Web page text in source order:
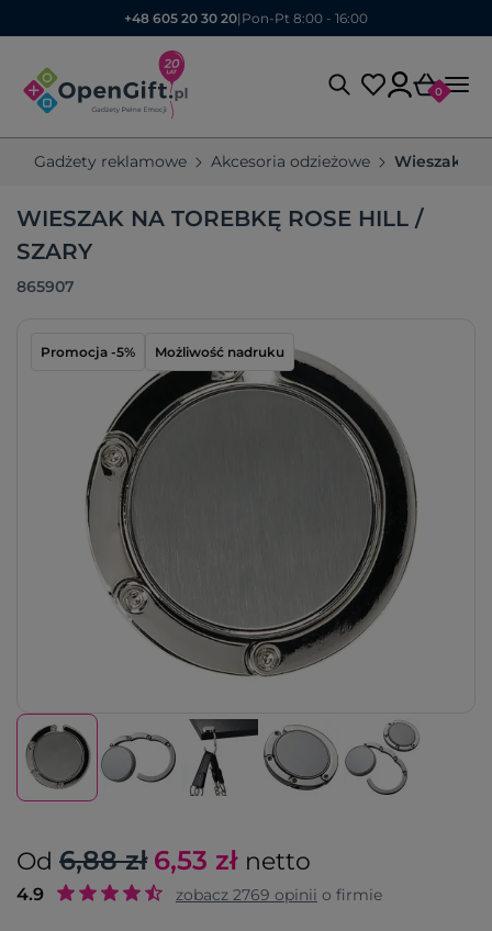
+48 605 20 30 20| Pon-Pt 8:00 - 16:00
0
Gadżety reklamowe Akcesoria odzieżowe Wieszaki
WIESZAK NA TOREBKĘ ROSE HILL /
SZARY
865907
Promocja -5% Możliwość nadruku
Od 6,88 zł 6,53 zł netto
4.9 zobacz 2769 opinii o firmie